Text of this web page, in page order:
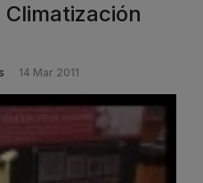
14 Mar 2011